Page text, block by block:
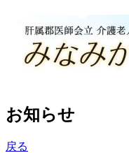
お知らせ
戻る